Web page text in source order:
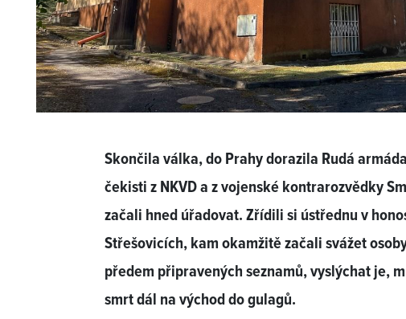
Skončila válka, do Prahy dorazila Rudá
čekisti z NKVD a z vojenské kontrarozvědky
začali hned úřadovat. Zřídili si ústřednu v
Střešovicích, kam okamžitě začali svážet
předem připravených seznamů, vyslýchat je,
smrt dál na východ do gulagů.